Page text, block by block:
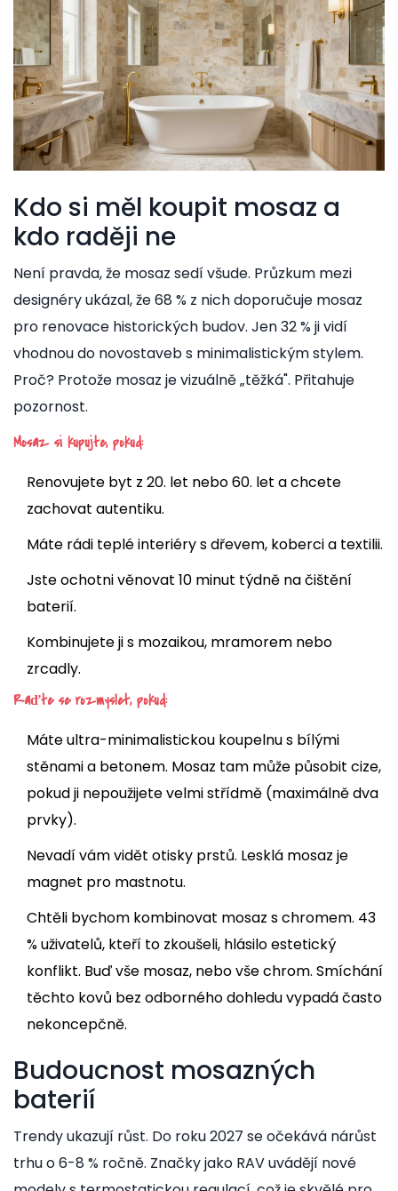
Kdo si měl koupit mosaz a
kdo raději ne
Není pravda, že mosaz sedí všude. Průzkum mezi
designéry ukázal, že 68 % z nich doporučuje mosaz
pro renovace historických budov. Jen 32 % ji vidí
vhodnou do novostaveb s minimalistickým stylem.
Proč? Protože mosaz je vizuálně „těžká". Přitahuje
pozornost.
Mosaz si kupujte, pokud:
Renovujete byt z 20. let nebo 60. let a chcete
zachovat autentiku.
Máte rádi teplé interiéry s dřevem, koberci a textilii.
Jste ochotni věnovat 10 minut týdně na čištění
baterií.
Kombinujete ji s mozaikou, mramorem nebo
zrcadly.
Raďte se rozmyslet, pokud:
Máte ultra-minimalistickou koupelnu s bílými
stěnami a betonem. Mosaz tam může působit cize,
pokud ji nepoužijete velmi střídmě (maximálně dva
prvky).
Nevadí vám vidět otisky prstů. Lesklá mosaz je
magnet pro mastnotu.
Chtěli bychom kombinovat mosaz s chromem. 43
% uživatelů, kteří to zkoušeli, hlásilo estetický
konflikt. Buď vše mosaz, nebo vše chrom. Smíchání
těchto kovů bez odborného dohledu vypadá často
nekoncepčně.
Budoucnost mosazných
baterií
Trendy ukazují růst. Do roku 2027 se očekává nárůst
trhu o 6-8 % ročně. Značky jako RAV uvádějí nové